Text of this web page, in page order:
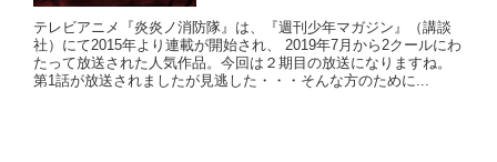
テレビアニメ『炎炎ノ消防隊』は、『週刊少年マガジン』（講談
社）にて2015年より連載が開始され、 2019年7月から2クールにわ
たって放送された人気作品。今回は２期目の放送になりますね。
第1話が放送されましたが見逃した・・・そんな方のために...